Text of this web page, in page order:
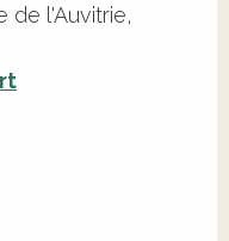
de l'Auvitrie,